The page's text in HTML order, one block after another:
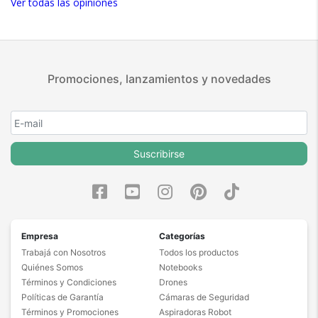
Ver todas las opiniones
Promociones, lanzamientos y novedades
Suscribirse
Empresa
Trabajá con Nosotros
Quiénes Somos
Términos y Condiciones
Políticas de Garantía
Términos y Promociones
Categorías
Todos los productos
Notebooks
Drones
Cámaras de Seguridad
Aspiradoras Robot